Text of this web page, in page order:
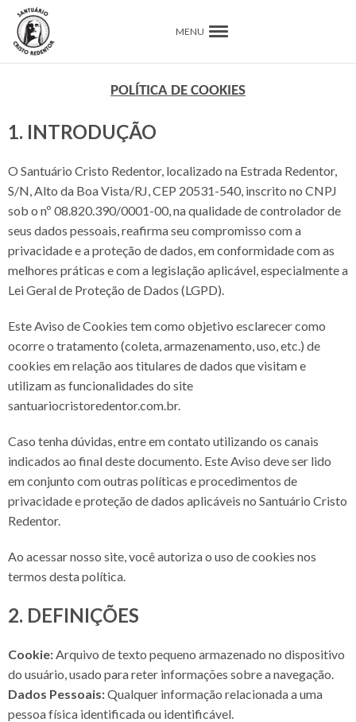
MENU
POLÍTICA DE COOKIES
1. INTRODUÇÃO
O Santuário Cristo Redentor, localizado na Estrada Redentor,
S/N, Alto da Boa Vista/RJ, CEP 20531-540, inscrito no CNPJ
sob o nº 08.820.390/0001-00, na qualidade de controlador de
seus dados pessoais, reafirma seu compromisso com a
privacidade e a proteção de dados, em conformidade com as
melhores práticas e com a legislação aplicável, especialmente a
Lei Geral de Proteção de Dados (LGPD).
Este Aviso de Cookies tem como objetivo esclarecer como
ocorre o tratamento (coleta, armazenamento, uso, etc.) de
cookies em relação aos titulares de dados que visitam e
utilizam as funcionalidades do site
santuariocristoredentor.com.br.
Caso tenha dúvidas, entre em contato utilizando os canais
indicados ao final deste documento. Este Aviso deve ser lido
em conjunto com outras políticas e procedimentos de
privacidade e proteção de dados aplicáveis no Santuário Cristo
Redentor.
Ao acessar nosso site, você autoriza o uso de cookies nos
termos desta política.
2. DEFINIÇÕES
Cookie:Arquivo de texto pequeno armazenado no dispositivo
do usuário, usado para reter informações sobre a navegação.
Dados Pessoais:Qualquer informação relacionada a uma
pessoa física identificada ou identificável.